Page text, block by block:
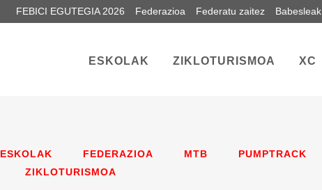
FEBICI EGUTEGIA 2026 Federazioa Federatu zaitez Babesleak
ESKOLAK ZIKLOTURISMOA XC
ESKOLAK FEDERAZIOA MTB
PUMPTRACK
ZIKLOTURISMOA